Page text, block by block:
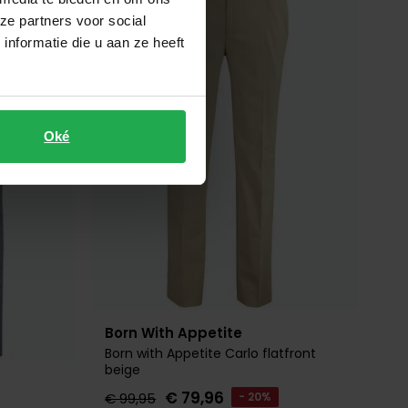
partners voor social
die u aan ze heeft
Oké
Born With Appetite
Born with Appetite Carlo flatfront
beige
€ 99,95 € 79,96 - 20%